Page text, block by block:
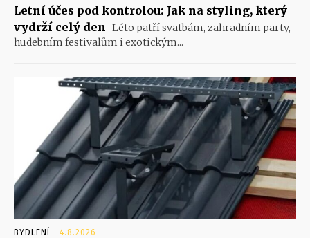
Letní účes pod kontrolou: Jak na styling, který
vydrží celý den
Léto patří svatbám, zahradním party,
hudebním festivalům i exotickým...
BYDLENÍ 4.8.2026